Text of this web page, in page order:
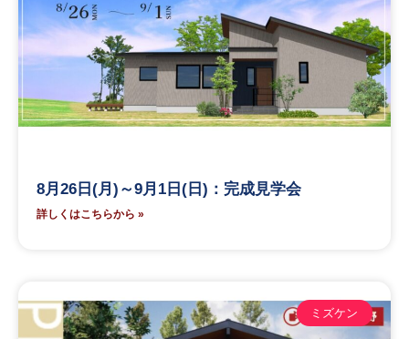
8月26日(月)～9月1日(日)：完成見学会
詳しくはこちらから »
ミズケン